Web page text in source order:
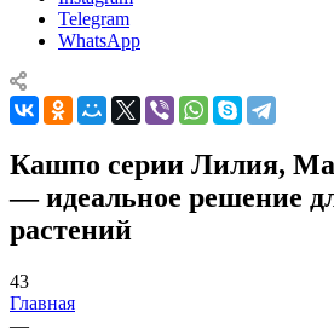
Telegram
WhatsApp
Кашпо серии Лилия,
— идеальное решение
растений
43
Главная
—